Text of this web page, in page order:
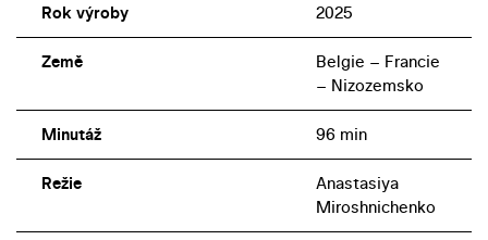
Rok výroby 2025
Země
Belgie – Francie
– Nizozemsko
Minutáž 96 min
Režie
Anastasiya
Miroshnichenko